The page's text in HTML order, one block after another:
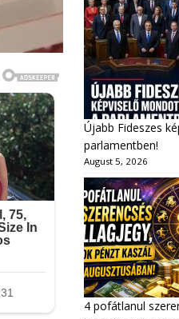
Újabb Fideszes
parlamentben!
August 5, 2026
4 pofátlanul